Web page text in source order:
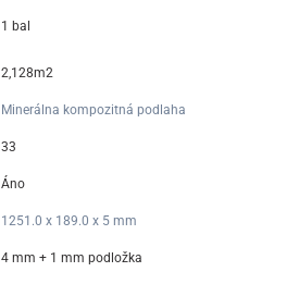
1 bal
2,128m2
Minerálna kompozitná podlaha
33
Áno
1251.0 x 189.0 x 5 mm
4 mm + 1 mm podložka